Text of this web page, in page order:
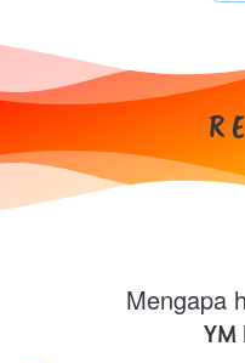
R
Mengapa
YM